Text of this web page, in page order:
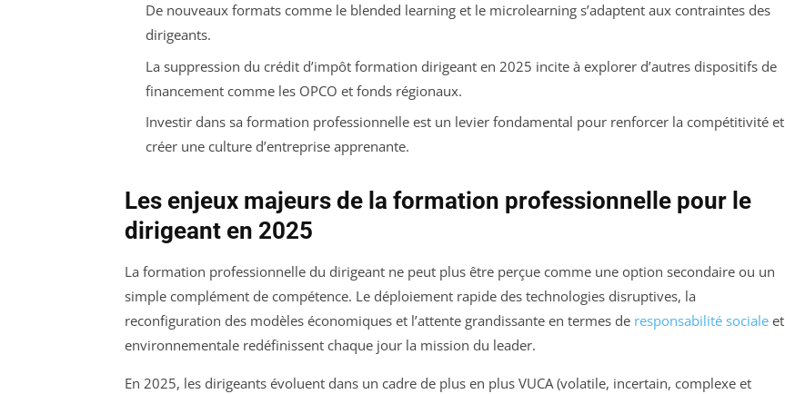
De nouveaux formats comme le blended learning et le microlearning s’adaptent aux contraintes des
dirigeants.
La suppression du crédit d’impôt formation dirigeant en 2025 incite à explorer d’autres dispositifs de
financement comme les OPCO et fonds régionaux.
Investir dans sa formation professionnelle est un levier fondamental pour renforcer la compétitivité et
créer une culture d’entreprise apprenante.
Les enjeux majeurs de la formation professionnelle pour le
dirigeant en 2025
La formation professionnelle du dirigeant ne peut plus être perçue comme une option secondaire ou un
simple complément de compétence. Le déploiement rapide des technologies disruptives, la
reconfiguration des modèles économiques et l’attente grandissante en termes de responsabilité sociale et
environnementale redéfinissent chaque jour la mission du leader.
En 2025, les dirigeants évoluent dans un cadre de plus en plus VUCA (volatile, incertain, complexe et